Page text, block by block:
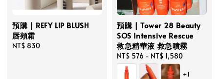
預購 | REFY LIP BLUSH
唇頰霜
Regular
NT$ 830
預購 | Tower 28 Beauty
SOS Intensive Rescue
救急精華液 救急噴霧
Regular
price
NT$ 576 - NT$ 1,580
+1